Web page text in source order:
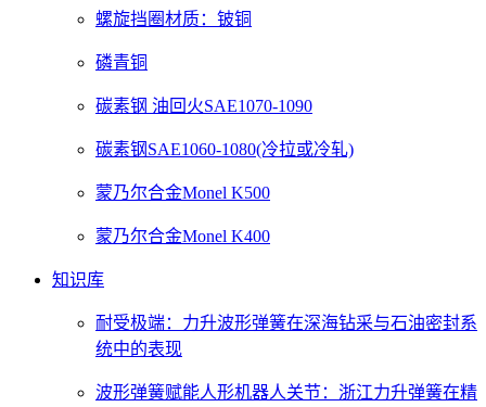
螺旋挡圈材质：铍铜
磷青铜
碳素钢 油回火SAE1070-1090
碳素钢SAE1060-1080(冷拉或冷轧)
蒙乃尔合金Monel K500
蒙乃尔合金Monel K400
知识库
耐受极端：力升波形弹簧在深海钻采与石油密封系
统中的表现
波形弹簧赋能人形机器人关节：浙江力升弹簧在精